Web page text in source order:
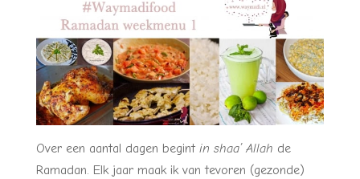
Over een aantal dagen begint in shaa’ Allah de
Ramadan. Elk jaar maak ik van tevoren (gezonde)